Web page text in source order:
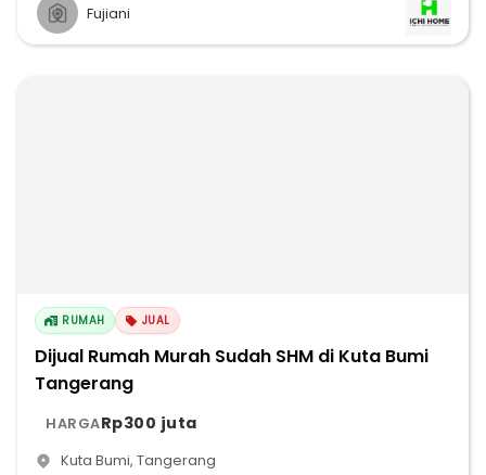
Fujiani
RUMAH JUAL
Dijual Rumah Murah Sudah SHM di Kuta Bumi
Tangerang
HARGARp300 juta
Kuta Bumi, Tangerang